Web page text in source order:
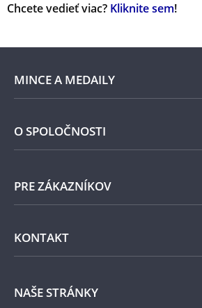
Chcete vedieť viac? Kliknite sem!
MINCE A MEDAILY
Len v Národnej Pokladnici
Pamätné medaily
O SPOLOČNOSTI
Národná Pokladnica
PRE ZÁKAZNÍKOV
Všeobecné obchodné podmienky
Ochrana osobných údajov
KONTAKT
Napíšte nám
NAŠE STRÁNKY